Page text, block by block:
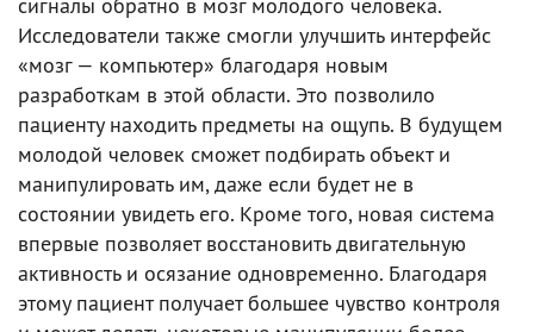
Исследователи также смогли улучшить интерфейс
«мозг — компьютер» благодаря новым
разработкам в этой области. Это позволило
пациенту находить предметы на ощупь. В будущем
молодой человек сможет подбирать объект и
манипулировать им, даже если будет не в
состоянии увидеть его. Кроме того, новая система
впервые позволяет восстановить двигательную
активность и осязание одновременно. Благодаря
этому пациент получает большее чувство контроля